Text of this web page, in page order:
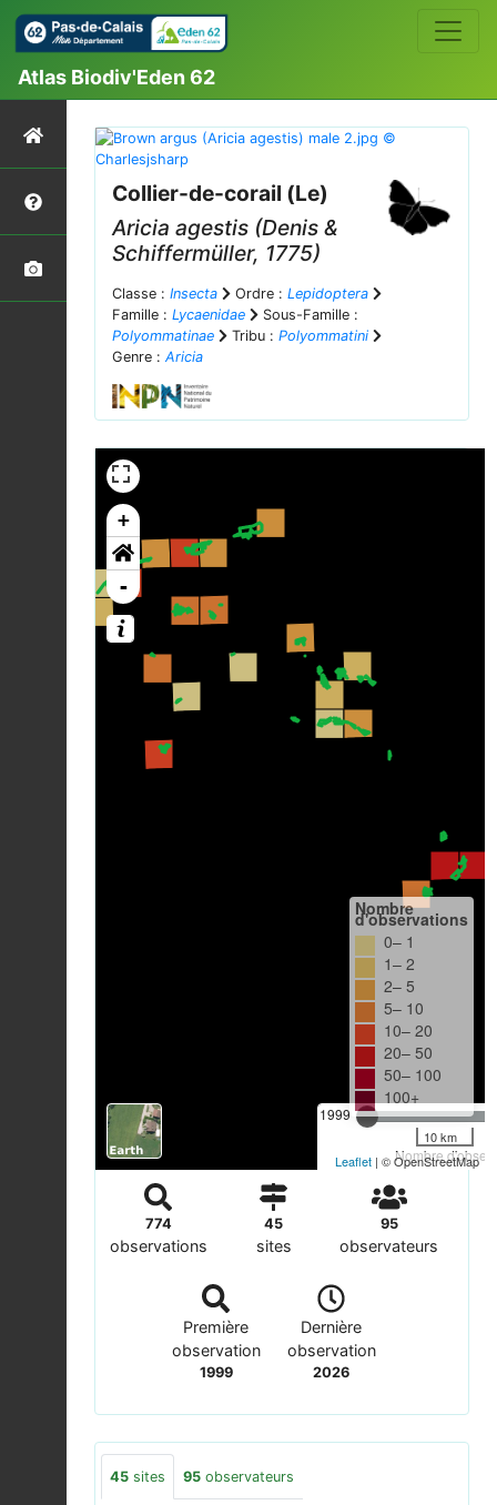
Atlas Biodiv'Eden 62
Collier-de-corail (Le)
Aricia agestis (Denis &
Schiffermüller, 1775)
Classe : Insecta Ordre : Lepidoptera
Famille : Lycaenidae
Sous-Famille :
Polyommatinae
Tribu : Polyommatini
Genre : Aricia
+
-
1999
Nombre
Nombre
d'observations
0– 1
1– 2
2– 5
5– 10
10– 20
20– 50
50– 100
100+
10 km
Leaflet | © OpenStreetMap
774
observations
45
sites
95
observateurs
Première
observation
1999
Dernière
observation
2026
45 sites 95 observateurs